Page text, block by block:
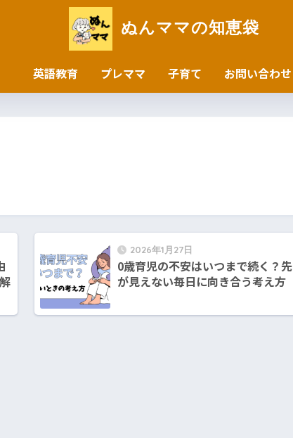
ぬんママの知恵袋
英語教育 プレママ 子育て お問い合わせ
2026年1月27日
0歳育児の不安はいつまで続く？先
が見えない毎日に向き合う考え方